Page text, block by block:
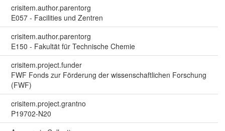
crisitem.author.parentorg
E057 - Facilities und Zentren
crisitem.author.parentorg
E150 - Fakultät für Technische Chemie
crisitem.project.funder
FWF Fonds zur Förderung der wissenschaftlichen Forschung
(FWF)
crisitem.project.grantno
P19702-N20